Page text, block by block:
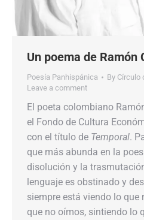
Un poema de Ramón
Poesía Panhispánica By Círculo
Leave a comment
El poeta colombiano
el Fondo de Cultura
con el título de Temporal.
que más abunda en la
disolución y la
lenguaje es obstinado y
siempre está viendo lo que
que no oímos, sintiendo lo